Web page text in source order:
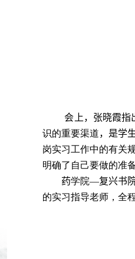
会上，张晓霞指
识的重要渠道，是学
岗实习工作中的有关
明确了自己要做的准
药学院—复兴书
的实习指导老师，全